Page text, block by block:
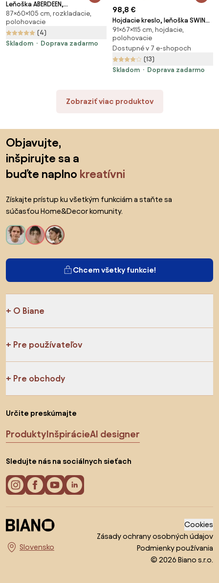
Leňoška ABERDEEN,
87x60x105cm, šedá Casaria
87×60×105 cm, rozkladacie,
polohovacie
(4)
Skladom
Doprava zadarmo
98,8 €
Hojdacie kreslo, leňoška SWING
nosnosť 150kg, 67x115x91cm,
sivá SongmicsHome
91×67×115 cm, hojdacie,
polohovacie
Dostupné v 7 e-shopoch
(13)
Skladom
Doprava zadarmo
Zobraziť viac produktov
Objavujte,
inšpirujte sa a
buďte naplno kreatívni
Získajte prístup ku všetkým funkciám a staňte sa
súčasťou Home&Decor komunity.
Chcem všetky funkcie!
O Biane
Pre používateľov
Pre obchody
Určite preskúmajte
ProduktyInšpirácieAI designer
Sledujte nás na sociálnych sieťach
Vyberte krajinu
Cookies
Zásady ochrany osobných údajov
Podmienky používania
© 2026 Biano s.r.o.